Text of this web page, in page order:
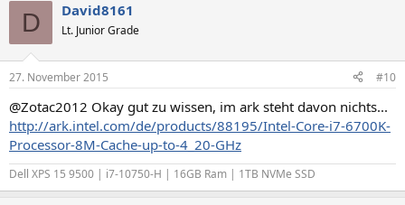
D David8161
Lt. Junior Grade
27. November 2015 #10
@Zotac2012 Okay gut zu wissen, im ark steht davon nichts...
http://ark.intel.com/de/products/88195/Intel-Core-i7-6700K-
Processor-8M-Cache-up-to-4_20-GHz
Dell XPS 15 9500 | i7-10750-H | 16GB Ram | 1TB NVMe SSD